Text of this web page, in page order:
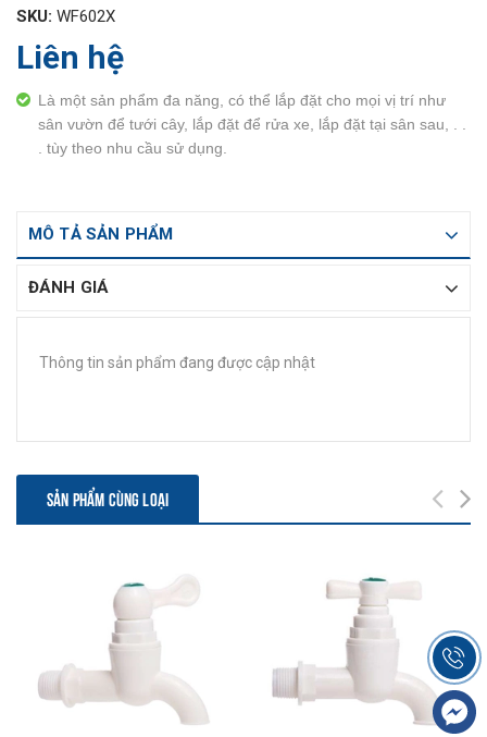
SKU: WF602X
Liên hệ
Là một sản phẩm đa năng, có thể lắp đặt cho mọi vị trí như
sân vườn để tưới cây, lắp đặt để rửa xe, lắp đặt tại sân sau, . .
. tùy theo nhu cầu sử dụng.
MÔ TẢ SẢN PHẨM
ĐÁNH GIÁ
Thông tin sản phẩm đang được cập nhật
SẢN PHẨM CÙNG LOẠI